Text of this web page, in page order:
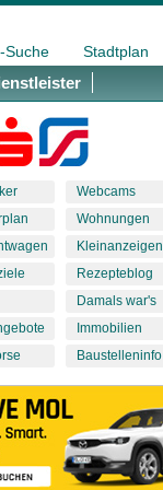
Suche Stadtplan
Webcams
Wohnungen
Kleinanzeigen
Rezepteblog
Damals war's
Immobilien
Baustelleninfo